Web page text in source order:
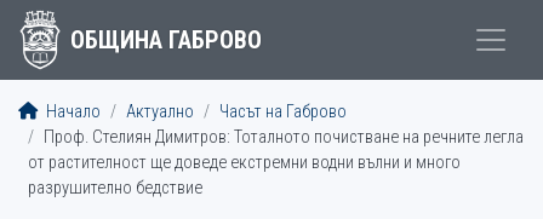
ОБЩИНА ГАБРОВО
Начало Актуално
Часът на Габрово
Проф. Стелиян Димитров: Тоталното почистване на речните легла
от растителност ще доведе екстремни водни вълни и много
разрушително бедствие